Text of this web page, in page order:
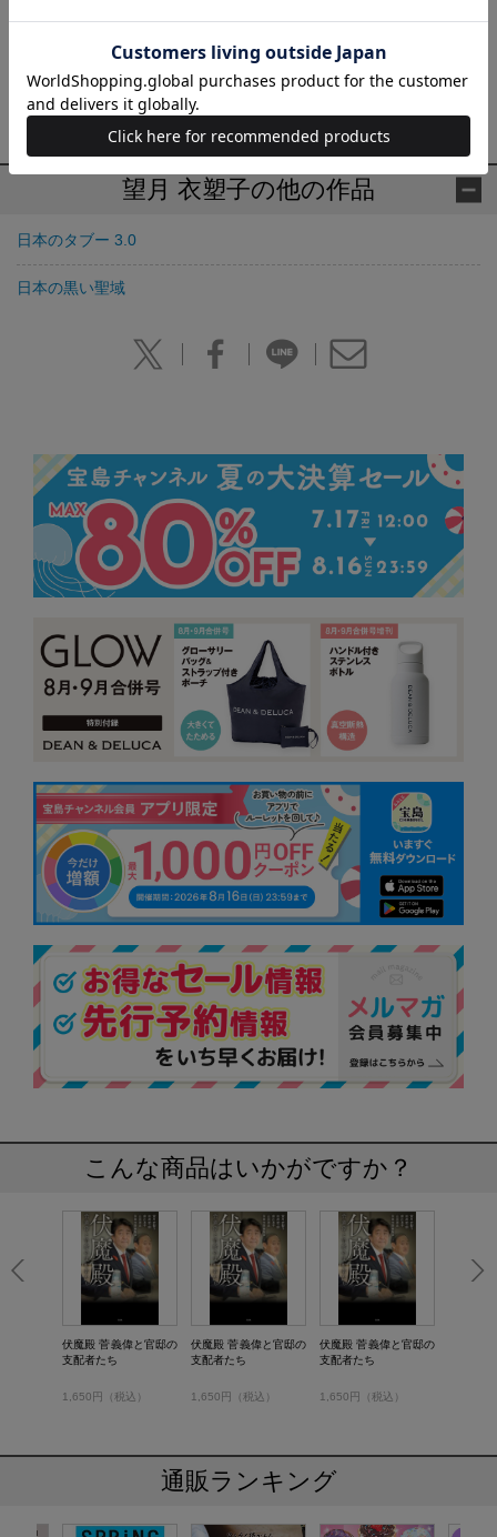
賞。著書に『報道現場』（角川新書）、『ジャーナリズムの役割
は空気を壊すこと』（集英社新書、森達也との共著）、『自壊す
るメディア』（講談社+α新書、五百旗頭幸男との共著）など。
望月 衣塑子の他の作品
日本のタブー 3.0
日本の黒い聖域
こんな商品はいかがですか？
伏魔殿 菅義偉と官邸の
支配者たち
1,650円（税込）
伏魔殿 菅義偉と官邸の
支配者たち
1,650円（税込）
伏魔殿 菅義偉と官邸の
支配者たち
1,650円（税込）
通販ランキング